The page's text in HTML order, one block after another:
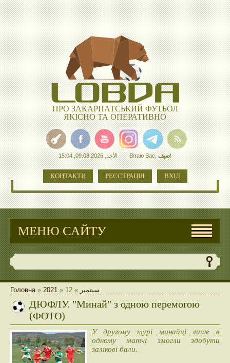
ПРО ЗАКАРПАТСЬКИЙ ФУТБОЛ
ЯКІСНО ТА ОПЕРАТИВНО
الأحد, 09.08.2026, 15:04 Вітаю Вас,ضيف!
КОНТАКТИ РЕЄСТРАЦІЯ ВХІД
МЕНЮ САЙТУ
Головна» 2021 » سبتمبر »
12
ДЮФЛУ. "Минай" з одною перемогою
(ФОТО)
У другому турі минайці лише в
одному матчі змогли здобути
залікові бали.